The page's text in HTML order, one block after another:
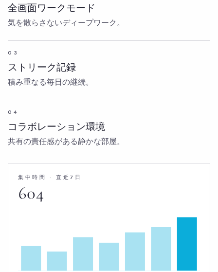
全画面ワークモード
気を散らさないディープワーク。
03
ストリーク記録
積み重なる毎日の継続。
04
コラボレーション環境
共有の責任感がある静かな部屋。
集中時間 · 直近7日
604